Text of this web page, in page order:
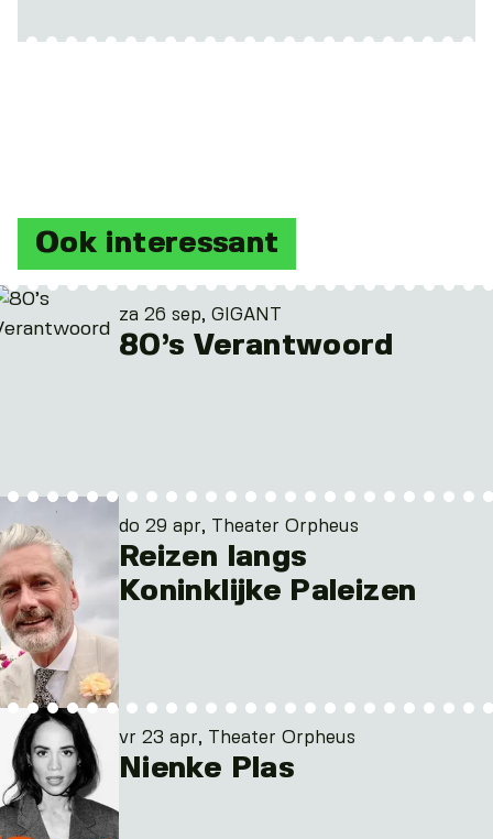
Ook interessant
za 26 sep, GIGANT
80’s Verantwoord
do 29 apr, Theater Orpheus
Reizen langs
Koninklijke Paleizen
vr 23 apr, Theater Orpheus
Nienke Plas